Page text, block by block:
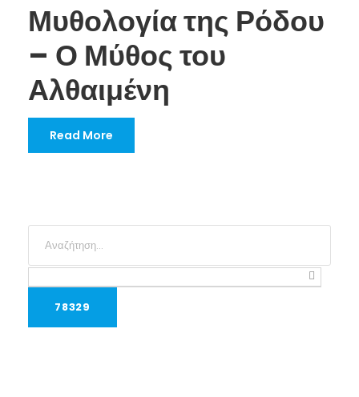
Μυθολογία της Ρόδου
– Ο Μύθος του
Αλθαιμένη
Read More